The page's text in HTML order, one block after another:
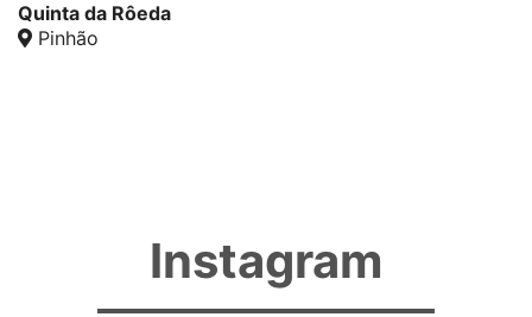
Quinta da Rôeda
Pinhão
Instagram